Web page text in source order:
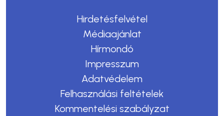
Hirdetésfelvétel
Médiaajánlat
Hírmondó
Impresszum
Adatvédelem
Felhasználási feltételek
Kommentelési szabályzat